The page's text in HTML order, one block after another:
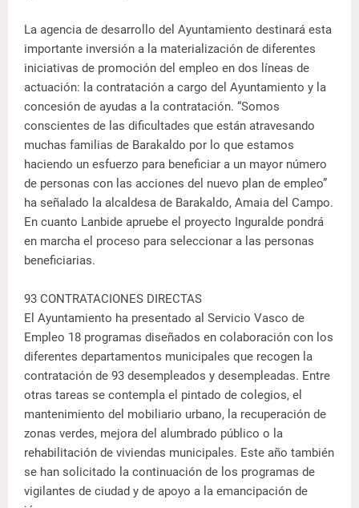
La agencia de desarrollo del Ayuntamiento destinará esta
importante inversión a la materialización de diferentes
iniciativas de promoción del empleo en dos líneas de
actuación: la contratación a cargo del Ayuntamiento y la
concesión de ayudas a la contratación. “Somos
conscientes de las dificultades que están atravesando
muchas familias de Barakaldo por lo que estamos
haciendo un esfuerzo para beneficiar a un mayor número
de personas con las acciones del nuevo plan de empleo”
ha señalado la alcaldesa de Barakaldo, Amaia del Campo.
En cuanto Lanbide apruebe el proyecto Inguralde pondrá
en marcha el proceso para seleccionar a las personas
beneficiarias.
93 CONTRATACIONES DIRECTAS
El Ayuntamiento ha presentado al Servicio Vasco de
Empleo 18 programas diseñados en colaboración con los
diferentes departamentos municipales que recogen la
contratación de 93 desempleados y desempleadas. Entre
otras tareas se contempla el pintado de colegios, el
mantenimiento del mobiliario urbano, la recuperación de
zonas verdes, mejora del alumbrado público o la
rehabilitación de viviendas municipales. Este año también
se han solicitado la continuación de los programas de
vigilantes de ciudad y de apoyo a la emancipación de